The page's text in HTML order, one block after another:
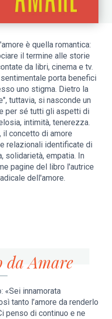
è quella romantica:
il termine alle storie
da libri, cinema e tv.
porta benefici
uno stigma. Dietro la
tuttavia, si nasconde un
per sé tutti gli aspetti di
intimità, tenerezza.
il concetto di amore
relazionali identificate di
solidarietà, empatia. In
pagine del libro l'autrice
dell'amore.
da Amare
«Sei innamorata
tanto l’amore da renderlo
penso di continuo e ne